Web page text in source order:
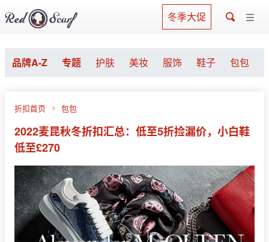
冬季大促
品牌A-Z 专题 护肤 美妆 服饰 鞋子 包包
折扣首页 包包
2022麦昆秋冬折扣汇总：低至5折捡漏价，小白鞋
低至£270